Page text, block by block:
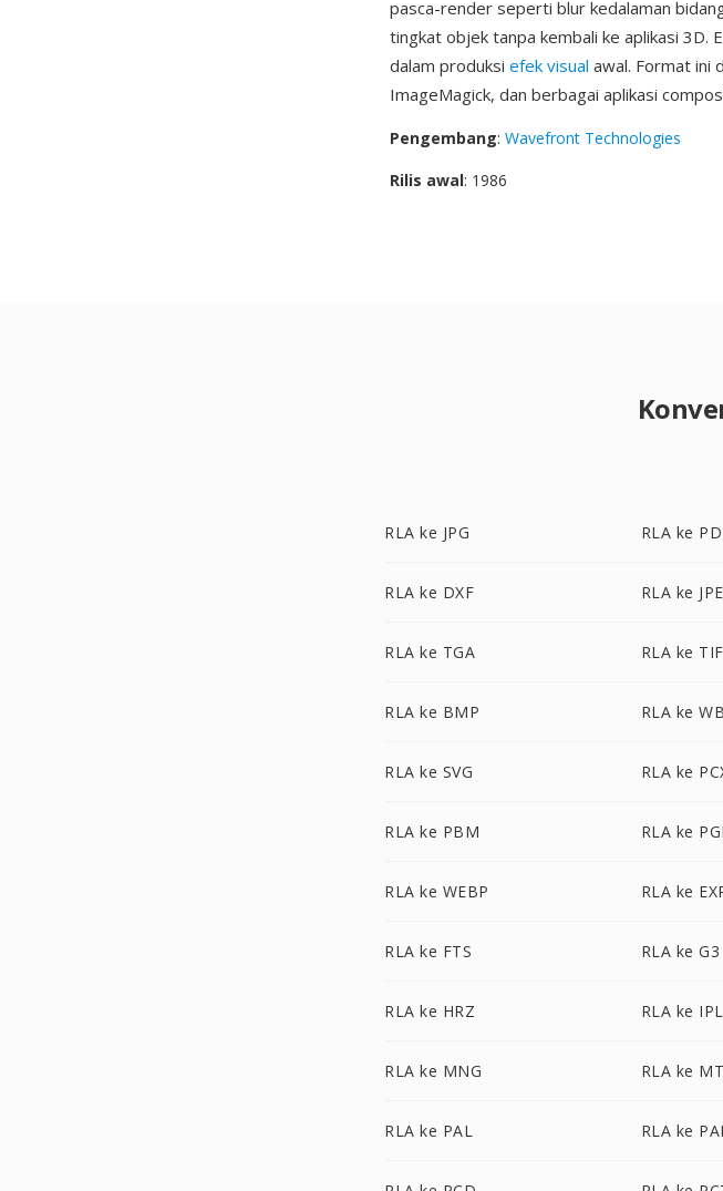
pasca-render seperti blur kedalaman
tingkat objek tanpa kembali ke aplikasi 3D.
dalam produksi efek visual awal. Format ini
ImageMagick, dan berbagai aplikasi
Pengembang: Wavefront Technologies
Rilis awal: 1986
RLA ke JPG RLA ke
RLA ke DXF RLA ke
RLA ke TGA RLA ke
RLA ke BMP RLA ke
RLA ke SVG RLA ke
RLA ke PBM RLA ke
RLA ke WEBP RLA ke
RLA ke FTS RLA ke G3
RLA ke HRZ RLA ke IPL
RLA ke MNG RLA ke
RLA ke PAL RLA ke